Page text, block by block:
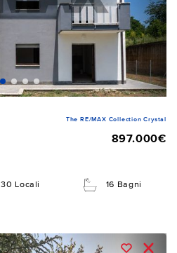
The RE/MAX Collection Crystal
897.000€
30 Locali 16 Bagni